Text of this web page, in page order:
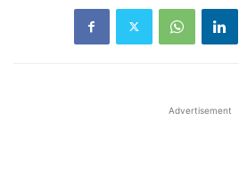
Advertisement